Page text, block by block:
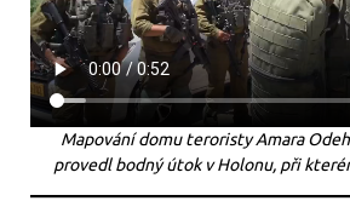
Mapování domu teroristy Amara
provedl bodný útok v Holonu, při